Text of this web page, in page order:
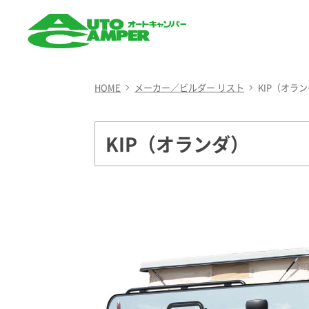
キャンパー）
HOME メーカー／ビルダー リスト KIP（オラ
KIP（オランダ）